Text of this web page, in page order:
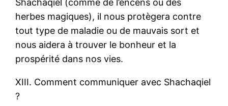
Shachaqiel (comme de l’encens ou des
herbes magiques), il nous protègera contre
tout type de maladie ou de mauvais sort et
nous aidera à trouver le bonheur et la
prospérité dans nos vies.
XIII. Comment communiquer avec Shachaqiel
?